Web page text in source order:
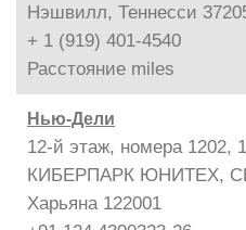
Нэшвилл, Теннесси
+ 1 (919) 401-4540
Расстояние miles
Нью-Дели
12-й этаж, номера
КИБЕРПАРК ЮНИТЕХ,
Харьяна 122001